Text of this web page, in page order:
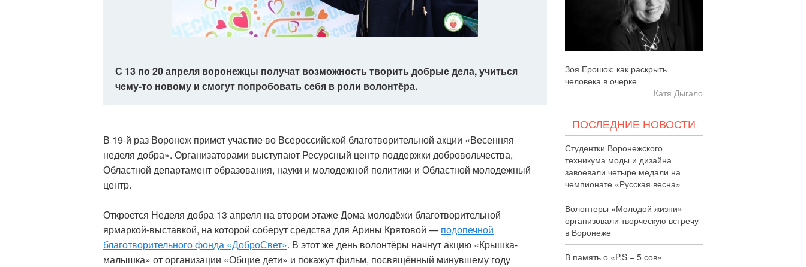
С 13 по 20 апреля воронежцы получат возможность творить добрые дела, учиться
чему-то новому и смогут попробовать себя в роли волонтёра.
В 19-й раз Воронеж примет участие во Всероссийской благотворительной акции «Весенняя
неделя добра». Организаторами выступают Ресурсный центр поддержки добровольчества,
Областной департамент образования, науки и молодежной политики и Областной молодежный
центр.
Откроется Неделя добра 13 апреля на втором этаже Дома молодёжи благотворительной
ярмаркой-выставкой, на которой соберут средства для Арины Крятовой — подопечной
благотворительного фонда «ДоброСвет». В этот же день волонтёры начнут акцию «Крышка-
малышка» от организации «Общие дети» и покажут фильм, посвящённый минувшему году
Зоя Ерошок: как раскрыть
человека в очерке
Катя Дыгало
ПОСЛЕДНИЕ НОВОСТИ
Студентки Воронежского
техникума моды и дизайна
завоевали четыре медали на
чемпионате «Русская весна»
Волонтеры «Молодой жизни»
организовали творческую встречу
в Воронеже
В память о «P.S – 5 сов»